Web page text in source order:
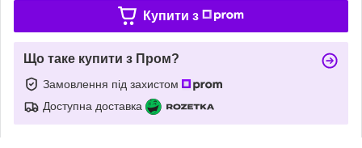
Купити з
Що таке купити з Пром?
Замовлення під захистом
Доступна доставка